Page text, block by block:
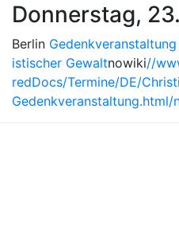
Donnerstag,
Berlin
istischer Gewaltnowiki//
redDocs/Termine/DE/
Gedenkveranstaltung.html/